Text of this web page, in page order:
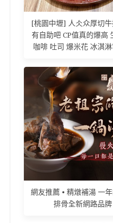
[桃園中壢] 人仌众厚切
有自助吧 CP值真的爆高
咖啡 吐司 爆米花 冰淇
網友推薦 • 精燉補湯 一
排骨全新網路品